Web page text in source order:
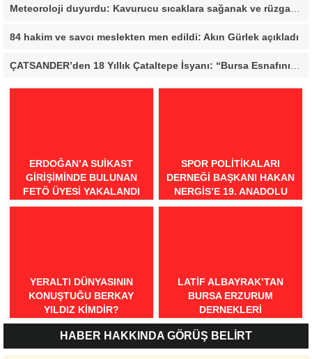
Meteoroloji duyurdu: Kavurucu sıcaklara sağanak ve rüzgar arası
84 hakim ve savcı meslekten men edildi: Akın Gürlek açıkladı
ERDOĞAN’A SUIKAST
GIRIŞIMINDE BULUNAN
FETÖ ÜYESI YAKALANDI
SPOR POLITIKALARI
DERNEĞI BAŞKANI HAKAN
NERGIS’E 19. ANADOLU
SPOR ÖDÜLLERI’NDE
YERALTI DÜNYASININ
KONUŞTUĞU BERKAY
YILDIZ KIMDIR?
LATIF ALBAYRAK’TAN
BURSA ERZURUM
DERNEKLERI
FEDERASYONU İÇIN 25
MADDELIK BÜYÜK VIZYON:
“DAHA GÜÇLÜ, DAHA ETKIN,
HABER HAKKINDA GÖRÜŞ BELİRT